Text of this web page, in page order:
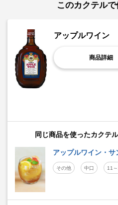
このカクテル
アップルワイン
商品詳細
同じ商品を使ったカクテ
アップルワイン・サ
その他 中口 11